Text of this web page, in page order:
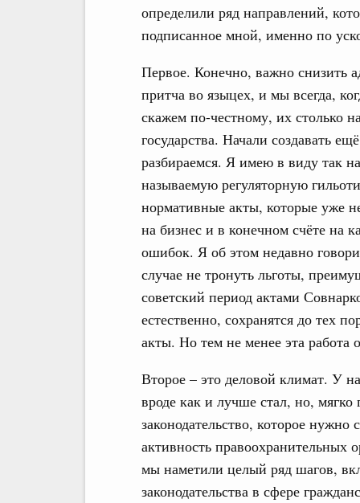
определили ряд направлений,
подписанное мной, именно по
Первое. Конечно, важно снизить
притча во языцех, и мы всегда,
скажем по-честному, их столько
государства. Начали создавать
разбираемся. Я имею в виду так
называемую регуляторную
нормативные акты, которые уже
на бизнес и в конечном счёте на
ошибок. Я об этом недавно
случае не тронуть льготы,
советский период актами
естественно, сохранятся до тех
акты. Но тем не менее эта работа
Второе – это деловой климат. У
вроде как и лучше стал, но,
законодательство, которое
активность правоохранительных
мы наметили целый ряд шагов,
законодательства в сфере